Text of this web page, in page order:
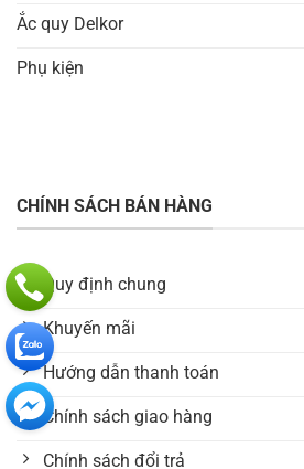
Ắc quy Delkor
Phụ kiện
CHÍNH SÁCH BÁN HÀNG
Quy định chung
Khuyến mãi
Hướng dẫn thanh toán
Chính sách giao hàng
Chính sách đổi trả